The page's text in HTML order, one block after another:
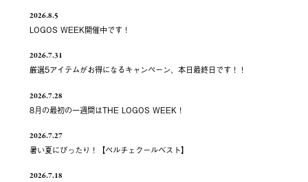
2026.8.5
LOGOS WEEK開催中です！
2026.7.31
厳選5アイテムがお得になるキャンペーン、本日最終日です！！
2026.7.28
8月の最初の一週間はTHE LOGOS WEEK！
2026.7.27
暑い夏にぴったり！【ペルチェクールベスト】
2026.7.18